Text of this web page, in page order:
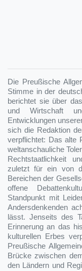
Die Preußische
Stimme in der
berichtet sie über
und Wirtschaft
Entwicklungen
sich die Redaktion
verpflichtet: Das alte
weltanschauliche
Rechtstaatlichkeit
zuletzt für ein von
Bereichen der
offene
Standpunkt mit
Andersdenkenden
lässt. Jenseits des
Erinnerung an das
kulturellen Erbes
Preußische
Brücke zwischen
den Ländern und